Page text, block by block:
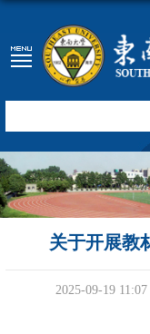
关于开展教
2025-09-19 11:07